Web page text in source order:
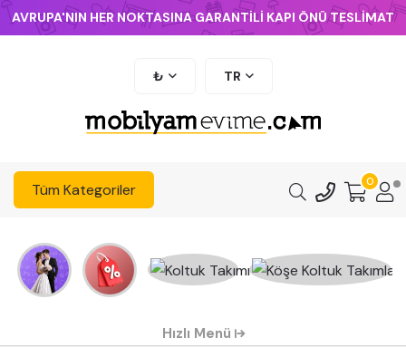
AVRUPA'NIN HER NOKTASINA GARANTİLİ KAPI ÖNÜ TESLİMAT
₺ TR
Tüm Kategoriler 0
Hızlı Menü